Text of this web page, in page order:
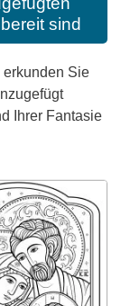
sind
erkunden Sie
Ihrer Fantasie